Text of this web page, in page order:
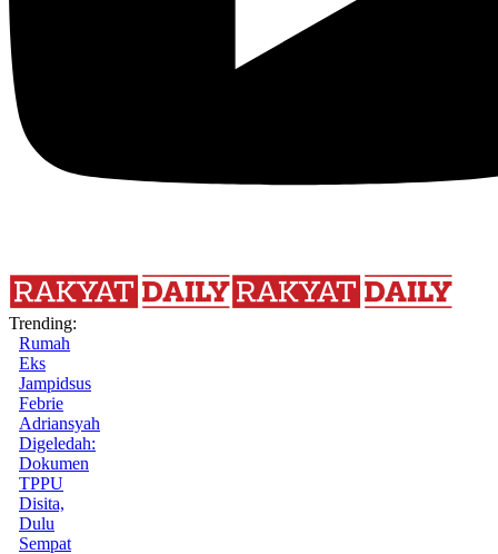
Trending:
Rumah
Eks
Jampidsus
Febrie
Adriansyah
Digeledah:
Dokumen
TPPU
Disita,
Dulu
Sempat